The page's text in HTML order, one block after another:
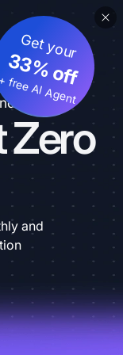
Zero
Get your
33% off
free AI Agent
and